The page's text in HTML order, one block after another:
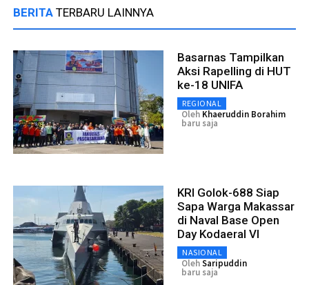
BERITA TERBARU LAINNYA
Basarnas Tampilkan
Aksi Rapelling di HUT
ke-18 UNIFA
REGIONAL
Oleh Khaeruddin Borahim
baru saja
KRI Golok-688 Siap
Sapa Warga Makassar
di Naval Base Open
Day Kodaeral VI
NASIONAL
OlehSaripuddin
baru saja